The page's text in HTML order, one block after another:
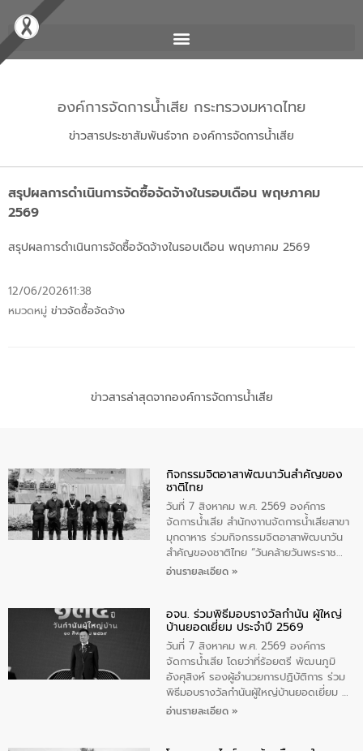
องค์การจัดการน้ำเสีย กระทรวงมหาดไทย
ข่าวสารประชาสัมพันธ์จาก องค์การจัดการน้ำเสีย
สรุปผลการดำเนินการจัดซื้อจัดจ้างในรอบเดือน พฤษภาคม
2569
สรุปผลการดำเนินการจัดซื้อจัดจ้างในรอบเดือน พฤษภาคม 2569
12/06/202611:38
หมวดหมู่ ข่าวจัดซื้อจัดจ้าง
ข่าวสารล่าสุดจากองค์การจัดการน้ำเสีย
กิจกรรมจิตอาสาพัฒนาวันสําคัญของ
ชาติไทย
วันที่ 7 สิงหาคม พ.ศ. 2569 องค์การ
จัดการน้ำเสีย สำนักงาานจัดการน้ำเสียสาขา
มุกดาหาร ร่วมกิจกรรมจิตอาสาพัฒนาวัน
สําคัญของชาติไทย “วันคล้ายวันพระราช
สมภพ สมเด็จพระนางเจ้าสิริกิติ์พระบรม
ทิพย์คำ รองผู้ว่าราชการจังหวัดมุกดาหาร
เป็นประธานในพิธี ณ เรือนจําชั่วคราวนาโสก
ตําบลนาโสก อําเภอเมืองมุกดาหาร จังหวัด
มุกดาหาร โดยในกิจกรรมได้ร่วมปลูกป่า และ
ทําความสะอาดภายในบริเวณ จัดกิจกรรม
เพื่อถวายเป็นพระราชกุศล สมเด็จพระนาง
เจ้าสิริกิติ์พระบรมราชินีนาถ พระบรมราช
อ่านรายละเอียด »
อจน. ร่วมพิธีมอบรางวัลกำนัน ผู้ใหญ่
บ้านยอดเยี่ยม ประจำปี 2569
วันที่ 7 สิงหาคม พ.ศ. 2569 องค์การ
จัดการน้ำเสีย โดยว่าที่ร้อยตรี พัฒนภูมิ
อังศุสิงห์ รองผู้อำนวยการปฏิบัติการ ร่วม
พิธีมอบรางวัลกำนันผู้ใหญ่บ้านยอดเยี่ยม ณ
ทำเนียบรัฐบาล โดยมีนายอนุทิน ชาญวีรกูล
อ่านรายละเอียด »